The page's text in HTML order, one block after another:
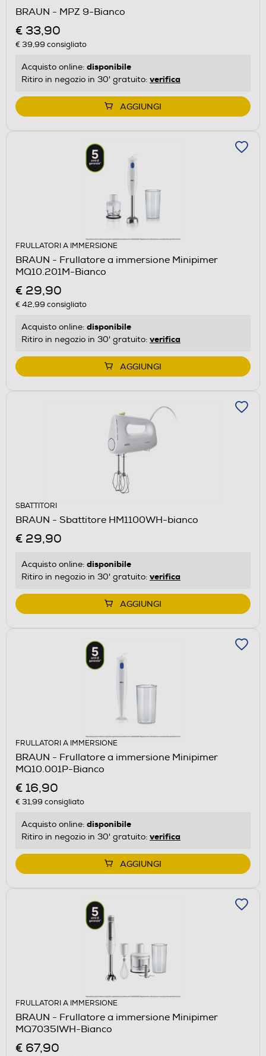
BRAUN - MPZ 9-Bianco
€ 33,90
€ 39,99 consigliato
Acquisto online: disponibile
Ritiro in negozio in 30' gratuito: verifica
AGGIUNGI
FRULLATORI A IMMERSIONE
BRAUN - Frullatore a immersione Minipimer
MQ10.201M-Bianco
€ 29,90
€ 42,99 consigliato
Acquisto online: disponibile
Ritiro in negozio in 30' gratuito: verifica
AGGIUNGI
SBATTITORI
BRAUN - Sbattitore HM1100WH-bianco
€ 29,90
Acquisto online: disponibile
Ritiro in negozio in 30' gratuito: verifica
AGGIUNGI
FRULLATORI A IMMERSIONE
BRAUN - Frullatore a immersione Minipimer
MQ10.001P-Bianco
€ 16,90
€ 31,99 consigliato
Acquisto online: disponibile
Ritiro in negozio in 30' gratuito: verifica
AGGIUNGI
FRULLATORI A IMMERSIONE
BRAUN - Frullatore a immersione Minipimer
MQ7035IWH-Bianco
€ 67,90